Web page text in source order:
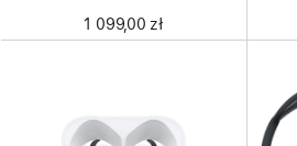
1 099,00 zł